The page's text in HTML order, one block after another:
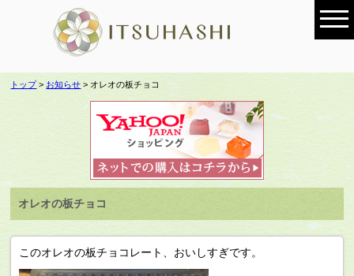
トップ> お知らせ > オレオの板チョコ
オレオの板チョコ
このオレオの板チョコレート、おいしすぎです。